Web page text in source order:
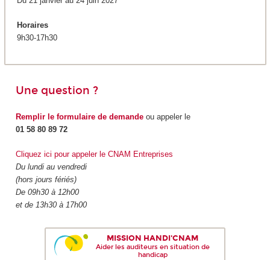
Horaires
9h30-17h30
Une question ?
Remplir le formulaire de demandeou appeler le
01 58 80 89 72
Cliquez ici pour appeler le CNAM Entreprises
Du lundi au vendredi
(hors jours fériés)
De 09h30 à 12h00
et de 13h30 à 17h00
MISSION HANDI'CNAM
Aider les auditeurs en situation de
handicap